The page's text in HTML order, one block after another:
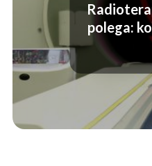
polega: